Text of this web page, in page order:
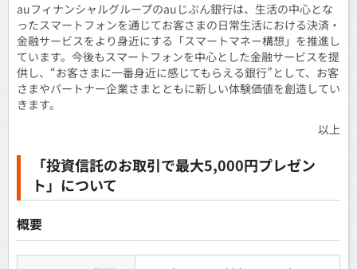
auフィナンシャルグループのauじぶん銀行は、生活の中心とな
ったスマートフォンを通じてお客さまの日常生活における決済・
金融サービスをより身近にする「スマートマネー構想」を推進し
ています。今後もスマートフォンを中心とした金融サービスを提
供し、“お客さまに一番身近に感じてもらえる銀行”として、お客
さまやパートナー企業さまとともに新しい体験価値を創造してい
きます。
以上
「投資信託のお取引で最大5,000円プレゼン
ト」について
概要